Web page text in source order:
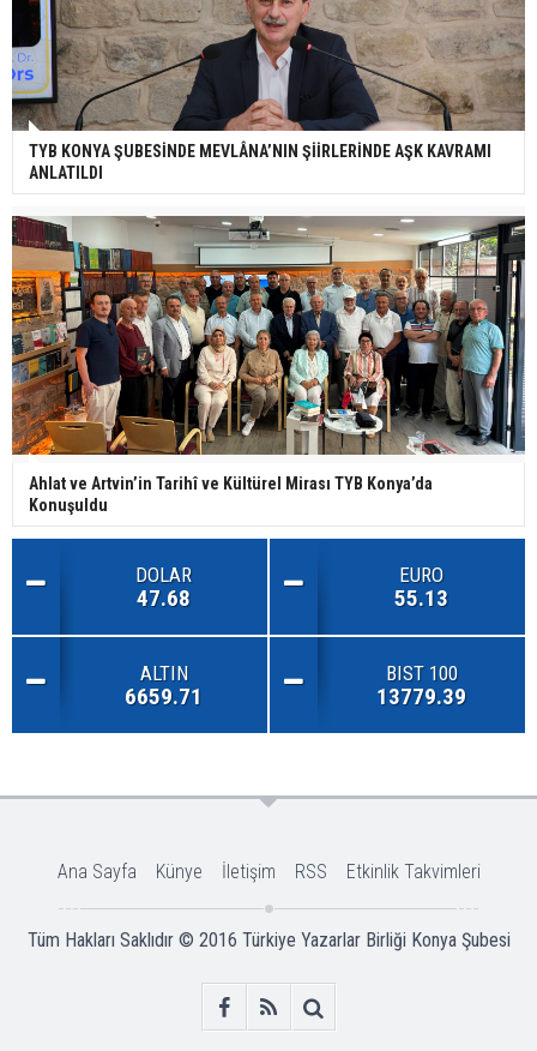
TYB KONYA ŞUBESİNDE MEVLÂNA’NIN ŞİİRLERİNDE AŞK KAVRAMI
ANLATILDI
Ahlat ve Artvin’in Tarihî ve Kültürel Mirası TYB Konya’da
Konuşuldu
DOLAR
47.68
EURO
55.13
ALTIN
6659.71
BIST 100
13779.39
Ana Sayfa Künye İletişim RSS Etkinlik Takvimleri
Tüm Hakları Saklıdır © 2016 Türkiye Yazarlar Birliği Konya Şubesi